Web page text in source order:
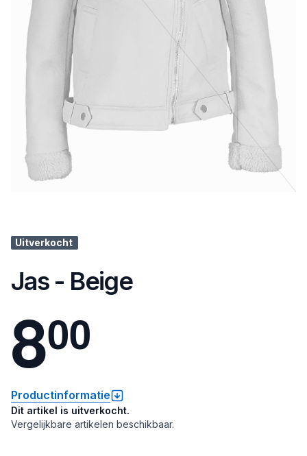
Uitverkocht
Jas - Beige
800
Productinformatie
Dit artikel is uitverkocht.
Vergelijkbare artikelen beschikbaar.